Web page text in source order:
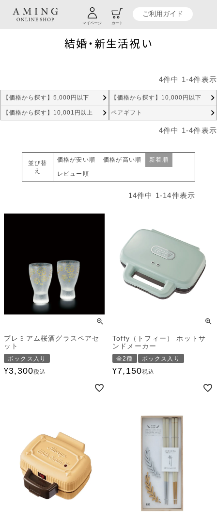
マイページ カート
ご利用ガイド
TOP 贈り物商品一覧 贈るシーンから探す 結婚・新生活祝い
結婚・新生活祝い
4件中 1-4件表示
【価格から探す】5,000円以下 【価格から探す】10,000円以下
【価格から探す】10,001円以上 ペアギフト
4件中 1-4件表示
並び替
え
価格が安い順 価格が高い順 新着順
レビュー順
14件中 1-14件表示
プレミアム桜酒グラスペアセ
ット
ボックス入り
¥3,300税込
Toffy（トフィー） ホットサ
ンドメーカー
全2種 ボックス入り
¥7,150税込